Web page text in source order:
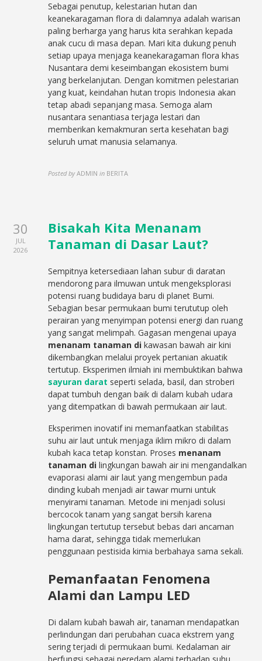
Sebagai penutup, kelestarian hutan dan
keanekaragaman flora di dalamnya adalah warisan
paling berharga yang harus kita serahkan kepada
anak cucu di masa depan. Mari kita dukung penuh
setiap upaya menjaga keanekaragaman flora khas
Nusantara demi keseimbangan ekosistem bumi
yang berkelanjutan. Dengan komitmen pelestarian
yang kuat, keindahan hutan tropis Indonesia akan
tetap abadi sepanjang masa. Semoga alam
nusantara senantiasa terjaga lestari dan
memberikan kemakmuran serta kesehatan bagi
seluruh umat manusia selamanya.
Posted by ADMIN in BERITA
30
JUL
2026
Bisakah Kita Menanam
Tanaman di Dasar Laut?
Sempitnya ketersediaan lahan subur di daratan
mendorong para ilmuwan untuk mengeksplorasi
potensi ruang budidaya baru di planet Bumi.
Sebagian besar permukaan bumi terututup oleh
perairan yang menyimpan potensi energi dan ruang
yang sangat melimpah. Gagasan mengenai upaya
menanam tanaman di kawasan bawah air kini
dikembangkan melalui proyek pertanian akuatik
tertutup. Eksperimen ilmiah ini membuktikan bahwa
sayuran darat seperti selada, basil, dan stroberi
dapat tumbuh dengan baik di dalam kubah udara
yang ditempatkan di bawah permukaan air laut.
Eksperimen inovatif ini memanfaatkan stabilitas
suhu air laut untuk menjaga iklim mikro di dalam
kubah kaca tetap konstan. Proses menanam
tanaman di lingkungan bawah air ini mengandalkan
evaporasi alami air laut yang mengembun pada
dinding kubah menjadi air tawar murni untuk
menyirami tanaman. Metode ini menjadi solusi
bercocok tanam yang sangat bersih karena
lingkungan tertutup tersebut bebas dari ancaman
hama darat, sehingga tidak memerlukan
penggunaan pestisida kimia berbahaya sama sekali.
Pemanfaatan Fenomena
Alami dan Lampu LED
Di dalam kubah bawah air, tanaman mendapatkan
perlindungan dari perubahan cuaca ekstrem yang
sering terjadi di permukaan bumi. Kedalaman air